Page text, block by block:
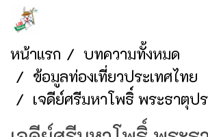
หน้าแรก
บทความทั้งหมด
ข้อมูลท่องเที่ยวประเทศไทย
เจดีย์ศรีมหาโพธิ์ พระธาตุป